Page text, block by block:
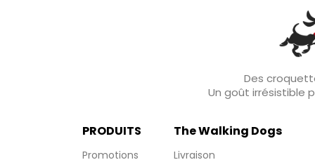
Des
Un goût irrésistible
PRODUITS
Promotions
The Walking Dogs
Livraison